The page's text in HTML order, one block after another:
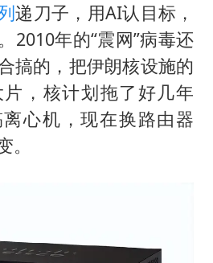
递刀子，用AI认目标，
2010年的“震网”病毒还
搞的，把伊朗核设施的
，核计划拖了好几年
心机，现在换路由器